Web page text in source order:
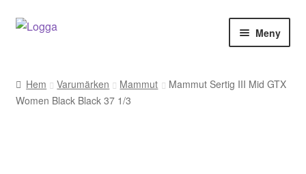
Hoppa
Hoppa
Meny
Kontakt
Hem Varumärken Mammut
Mammut Sertig III Mid GTX
Women Black Black 37 1/3